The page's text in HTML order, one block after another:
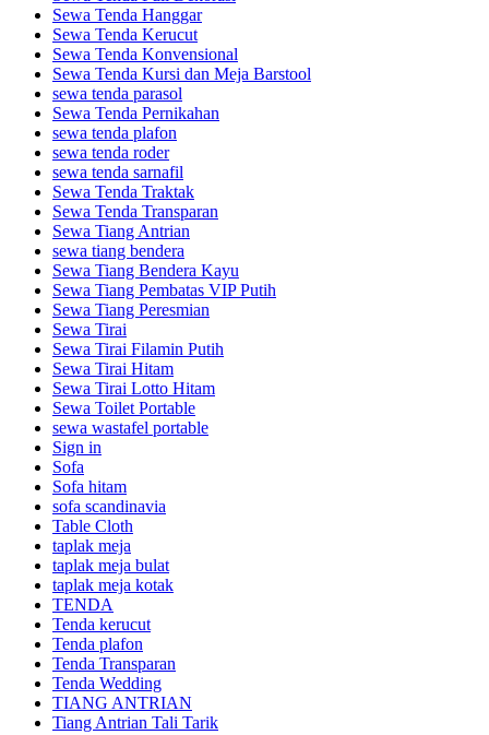
Sewa Tenda Hanggar
Sewa Tenda Kerucut
Sewa Tenda Konvensional
Sewa Tenda Kursi dan Meja Barstool
sewa tenda parasol
Sewa Tenda Pernikahan
sewa tenda plafon
sewa tenda roder
sewa tenda sarnafil
Sewa Tenda Traktak
Sewa Tenda Transparan
Sewa Tiang Antrian
sewa tiang bendera
Sewa Tiang Bendera Kayu
Sewa Tiang Pembatas VIP Putih
Sewa Tiang Peresmian
Sewa Tirai
Sewa Tirai Filamin Putih
Sewa Tirai Hitam
Sewa Tirai Lotto Hitam
Sewa Toilet Portable
sewa wastafel portable
Sign in
Sofa
Sofa hitam
sofa scandinavia
Table Cloth
taplak meja
taplak meja bulat
taplak meja kotak
TENDA
Tenda kerucut
Tenda plafon
Tenda Transparan
Tenda Wedding
TIANG ANTRIAN
Tiang Antrian Tali Tarik